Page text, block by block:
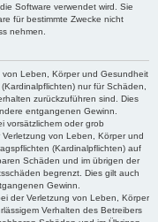
Software verwendet wird. Sie
für bestimmte Zwecke nicht
nehmen.
von Leben, Körper und Gesundheit
nur für Schäden,
zurückzuführen sind. Dies
entgangenen Gewinn.
vorsätzlichem oder grob
von Leben, Körper und
(Kardinalpflichten) auf
Schäden und im übrigen der
begrenzt. Dies gilt auch
Gewinn.
der Verletzung von Leben, Körper
Verhalten des Betreibers